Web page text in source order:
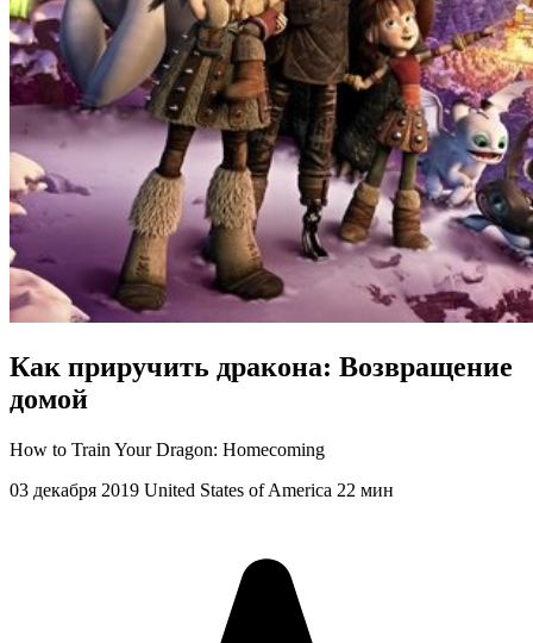
Как приручить дракона: Возвращение
домой
How to Train Your Dragon: Homecoming
03 декабря 2019 United States of America 22 мин